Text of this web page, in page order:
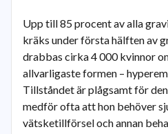
Upp till 85 procent av alla
kräks under första hälften av
drabbas cirka 4 000 kvinnor
allvarligaste formen –
Tillståndet är plågsamt för
medför ofta att hon behöver
vätsketillförsel och annan